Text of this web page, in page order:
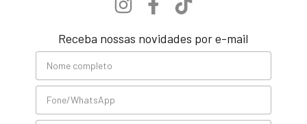
Receba nossas novidades por e-mail